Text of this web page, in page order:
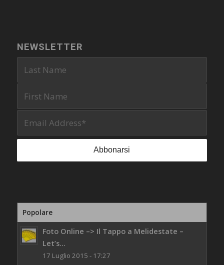
NEWSLETTER
Popolare
Foto Online –> Il Tappo a Melidestate –
Let’s...
17 Luglio 2015 - 17:27